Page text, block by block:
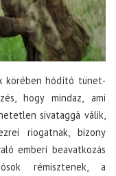
körében hódító tünet-
hogy mindaz, ami
sivataggá válik,
riogatnak, bizony
emberi beavatkozás
rémisztenek, a